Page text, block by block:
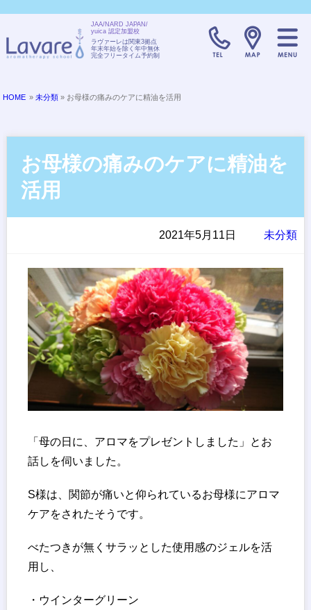
JAA/NARD JAPAN/
yuica 認定加盟校
ラヴァーレは関東3拠点
年末年始を除く年中無休
完全フリータイム予約制
TELL:0120-
HOME »未分類 » お母様の痛みのケアに精油を活用
お母様の痛みのケアに精油を
活用
未分類
2021年5月11日
「母の日に、アロマをプレゼントしました」とお
話しを伺いました。
S様は、関節が痛いと仰られているお母様にアロマ
ケアをされたそうです。
べたつきが無くサラッとした使用感のジェルを活
用し、
・ウインターグリーン